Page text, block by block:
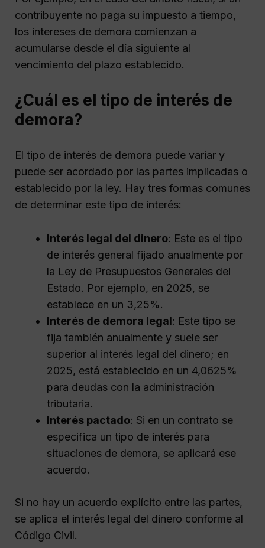
contribuyente no paga su impuesto a tiempo,
los intereses de demora comienzan a
acumularse desde el día siguiente al
vencimiento del plazo establecido.
¿Cuál es el tipo de interés de
demora?
El tipo de interés de demora puede variar y
puede ser acordado por las partes implicadas o
establecido por la ley. Hay tres formas comunes
de determinar este tipo de interés:
Interés legal del dinero: Este es el tipo
de interés general fijado anualmente por
la Ley de Presupuestos Generales del
Estado. Por ejemplo, en 2025, se
establece en un 3,25%.
Interés de demora legal: Este tipo se
fija también anualmente y suele ser
superior al interés legal del dinero; en
2025, está establecido en un 4,0625%
para deudas con la administración
tributaria.
Interés pactado: Si en un contrato se
especifica un tipo de interés para
situaciones de demora, se aplicará ese
acuerdo.
Si no hay un acuerdo explícito entre las partes,
se aplica el interés legal del dinero conforme al
Código Civil.